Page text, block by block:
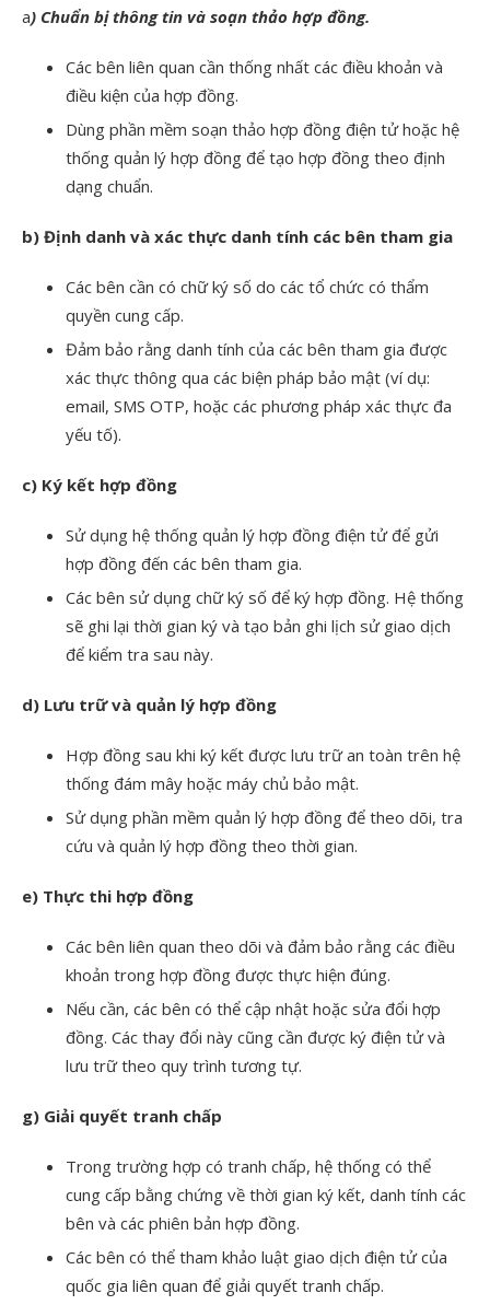
a) Chuẩn bị thông tin và soạn thảo hợp đồng.
Các bên liên quan cần thống nhất các điều khoản và
điều kiện của hợp đồng.
Dùng phần mềm soạn thảo hợp đồng điện tử hoặc hệ
thống quản lý hợp đồng để tạo hợp đồng theo định
dạng chuẩn.
b) Định danh và xác thực danh tính các bên tham gia
Các bên cần có chữ ký số do các tổ chức có thẩm
quyền cung cấp.
Đảm bảo rằng danh tính của các bên tham gia được
xác thực thông qua các biện pháp bảo mật (ví dụ:
email, SMS OTP, hoặc các phương pháp xác thực đa
yếu tố).
c) Ký kết hợp đồng
Sử dụng hệ thống quản lý hợp đồng điện tử để gửi
hợp đồng đến các bên tham gia.
Các bên sử dụng chữ ký số để ký hợp đồng. Hệ thống
sẽ ghi lại thời gian ký và tạo bản ghi lịch sử giao dịch
để kiểm tra sau này.
d) Lưu trữ và quản lý hợp đồng
Hợp đồng sau khi ký kết được lưu trữ an toàn trên hệ
thống đám mây hoặc máy chủ bảo mật.
Sử dụng phần mềm quản lý hợp đồng để theo dõi, tra
cứu và quản lý hợp đồng theo thời gian.
e) Thực thi hợp đồng
Các bên liên quan theo dõi và đảm bảo rằng các điều
khoản trong hợp đồng được thực hiện đúng.
Nếu cần, các bên có thể cập nhật hoặc sửa đổi hợp
đồng. Các thay đổi này cũng cần được ký điện tử và
lưu trữ theo quy trình tương tự.
g) Giải quyết tranh chấp
Trong trường hợp có tranh chấp, hệ thống có thể
cung cấp bằng chứng về thời gian ký kết, danh tính các
bên và các phiên bản hợp đồng.
Các bên có thể tham khảo luật giao dịch điện tử của
quốc gia liên quan để giải quyết tranh chấp.